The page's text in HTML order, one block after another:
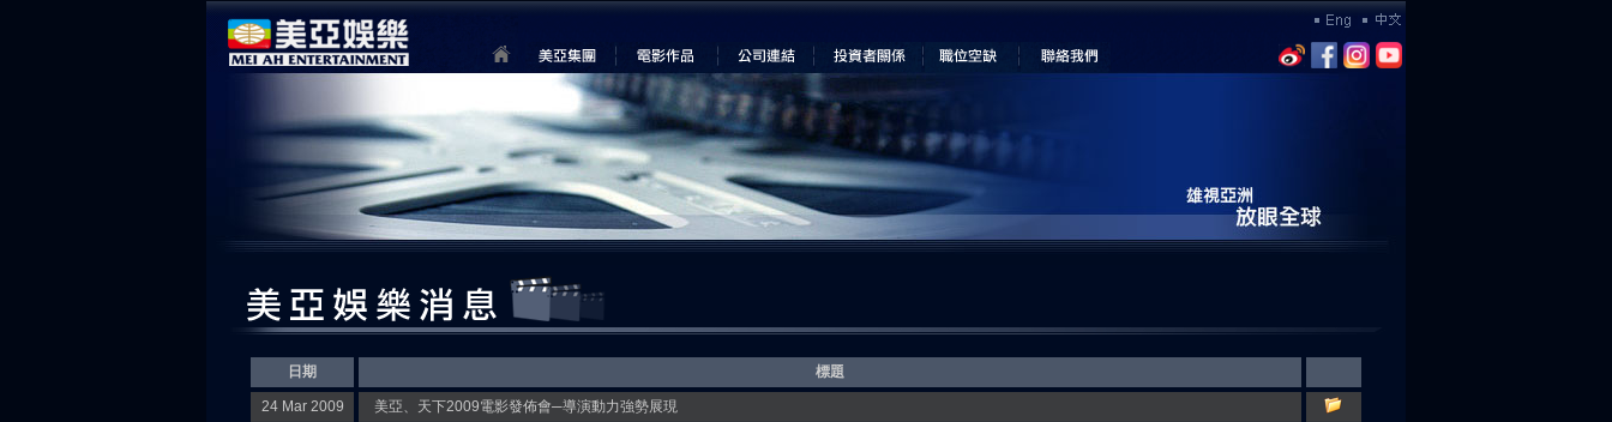
日期 標題
24 Mar 2009 美亞、天下2009電影發佈會─導演動力強勢展現